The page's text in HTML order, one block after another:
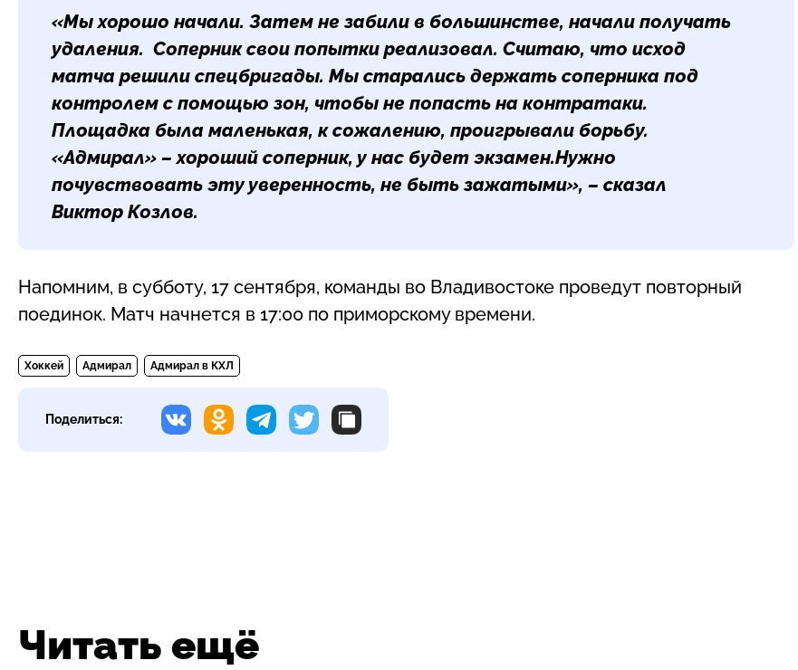
«Мы хорошо начали. Затем не забили в большинстве, начали получать
удаления. Соперник свои попытки реализовал. Считаю, что исход
матча решили спецбригады. Мы старались держать соперника под
контролем с помощью зон, чтобы не попасть на контратаки.
Площадка была маленькая, к сожалению, проигрывали борьбу.
«Адмирал» – хороший соперник, у нас будет экзамен.Нужно
почувствовать эту уверенность, не быть зажатыми», – сказал
Виктор Козлов.
Напомним, в субботу, 17 сентября, команды во Владивостоке проведут повторный
поединок. Матч начнется в 17:00 по приморскому времени.
Хоккей Адмирал Адмирал в КХЛ
Поделиться:
Читать ещё